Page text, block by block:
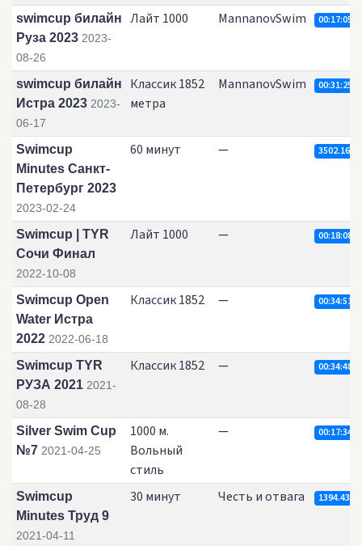
swimcup билайн
Руза 2023 2023-
08-26
Лайт 1000 MannanovSwim
swimcup билайн
Истра 2023 2023-
06-17
Классик 1852
метра
MannanovSwim
Swimcup
Minutes Санкт-
Петербург 2023
2023-02-24
60 минут — 3502.16
Swimcup | TYR
Сочи Финал
2022-10-08
Лайт 1000 —
Swimcup Open
Water Истра
2022 2022-06-18
Классик 1852 —
Swimcup TYR
РУЗА 2021 2021-
08-28
Классик 1852 —
Silver Swim Cup
№7 2021-04-25
1000 м.
Вольный
стиль
—
Swimcup
Minutes Труд 9
2021-04-11
30 минут Честь и отвага 1394.43